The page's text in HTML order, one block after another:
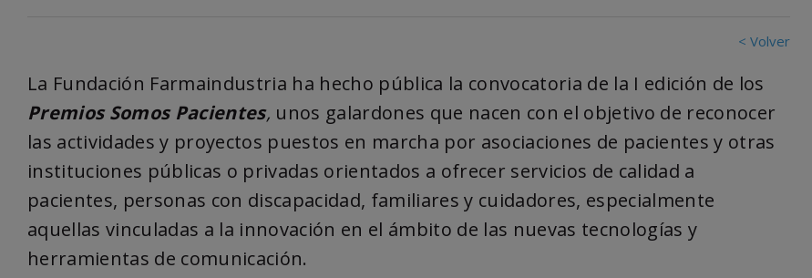
< Volver
La Fundación Farmaindustria ha hecho pública la convocatoria de la I edición de los
Premios Somos Pacientes, unos galardones que nacen con el objetivo de reconocer
las actividades y proyectos puestos en marcha por asociaciones de pacientes y otras
instituciones públicas o privadas orientados a ofrecer servicios de calidad a
pacientes, personas con discapacidad, familiares y cuidadores, especialmente
aquellas vinculadas a la innovación en el ámbito de las nuevas tecnologías y
herramientas de comunicación.